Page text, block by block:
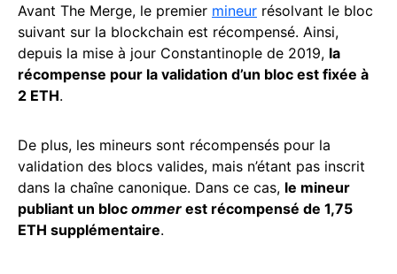
Avant The Merge, le premier mineur résolvant le bloc
suivant sur la blockchain est récompensé. Ainsi,
depuis la mise à jour Constantinople de 2019, la
récompense pour la validation d’un bloc est fixée à
2 ETH.
De plus, les mineurs sont récompensés pour la
validation des blocs valides, mais n’étant pas inscrit
dans la chaîne canonique. Dans ce cas, le mineur
publiant un bloc ommer est récompensé de 1,75
ETH supplémentaire.